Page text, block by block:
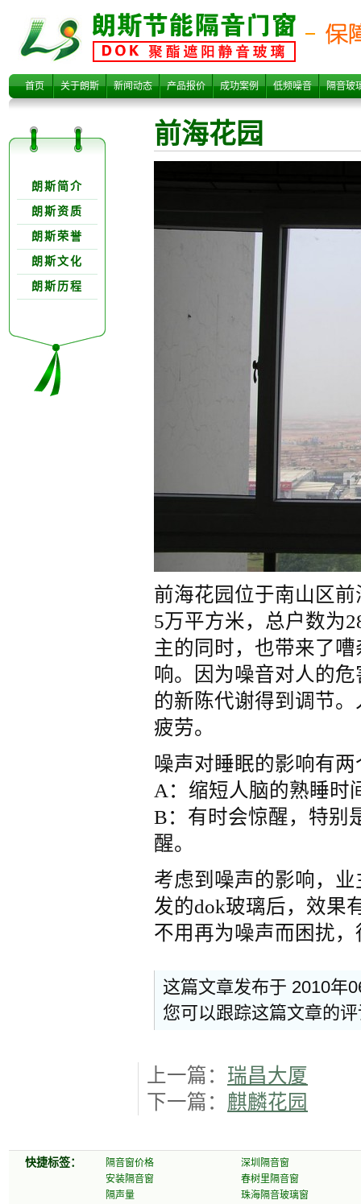
前海花园
首页 关于朗斯 新闻动态 产品报价 成功案例 低频噪音 隔音玻
前海花园
前海花园位于南山区
5万平方米，总户数为
主的同时，也带来了
响。因为噪音对人的
的新陈代谢得到调节
疲劳。
噪声对睡眠的影响有
A：缩短人脑的熟睡时
B：有时会惊醒，特别
醒。
考虑到噪声的影响，
发的dok玻璃后，效果
不用再为噪声而困扰
这篇文章发布于 2010年
您可以跟踪这篇文章的
上一篇： 瑞昌大厦
下一篇： 麒麟花园
朗斯简介
朗斯资质
朗斯荣誉
朗斯文化
朗斯历程
快捷标签： 隔音窗价格
深圳隔音窗
安装隔音窗
春树里隔音窗
隔声量
珠海隔音玻璃窗